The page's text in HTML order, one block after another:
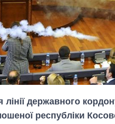
лінії державного
республіки